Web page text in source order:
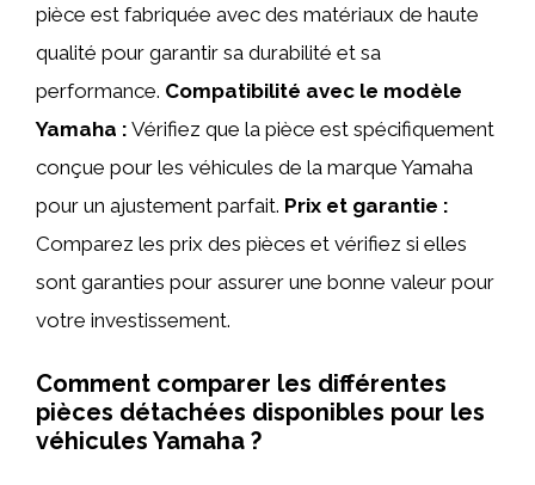
pièce est fabriquée avec des matériaux de haute
qualité pour garantir sa durabilité et sa
performance. Compatibilité avec le modèle
Yamaha : Vérifiez que la pièce est spécifiquement
conçue pour les véhicules de la marque Yamaha
pour un ajustement parfait. Prix et garantie :
Comparez les prix des pièces et vérifiez si elles
sont garanties pour assurer une bonne valeur pour
votre investissement.
Comment comparer les différentes
pièces détachées disponibles pour les
véhicules Yamaha ?